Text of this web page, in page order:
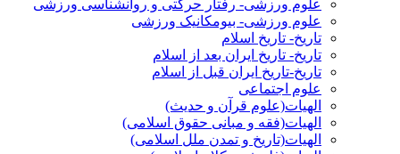
علوم ورزشی- رفتار حرکتی و روانشناسی ورزشی
علوم ورزشی- بیومکانیک ورزشی
تاریخ- تاریخ اسلام
تاریخ- تاریخ ایران بعد از اسلام
تاریخ-تاریخ ایران قبل از اسلام
علوم اجتماعی
الهیات(علوم قرآن و حدیث)
الهیات(فقه و مبانی حقوق اسلامی)
الهیات(تاریخ و تمدن ملل اسلامی)